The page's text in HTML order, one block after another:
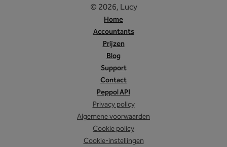
© 2026, Lucy
Home
Accountants
Prijzen
Blog
Support
Contact
Peppol API
Privacy policy
Algemene voorwaarden
Cookie policy
Cookie-instellingen